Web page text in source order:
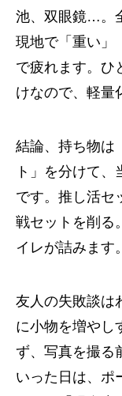
池、双眼鏡…。
現地で「重い」
で疲れます。ひ
けなので、軽量
結論、持ち物は
ト」を分けて、
です。推し活セ
戦セットを削る
イレが詰みます。
友人の失敗談は
に小物を増やし
ず、写真を撮る
いった日は、ポ